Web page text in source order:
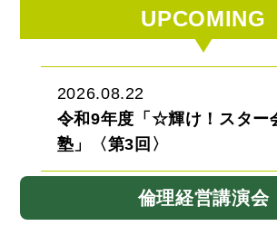
UPCOMING
2026.08.22
令和9年度「☆輝け！スター
塾」〈第3回〉
倫理経営講演会